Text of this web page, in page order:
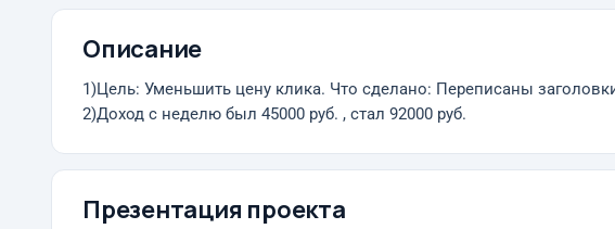
Описание
1)Цель: Уменьшить цену клика. Что сделано: Переписаны
2)Доход с неделю был 45000 руб. , стал 92000 руб.
Презентация проекта